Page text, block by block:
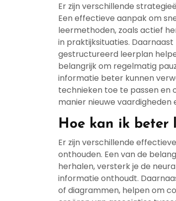
Er zijn verschillende
Een effectieve aanpak om
leermethoden, zoals actief
in praktijksituaties.
gestructureerd leerplan
belangrijk om regelmatig
informatie beter kunnen
technieken toe te passen en
manier nieuwe vaardigheden
Hoe kan ik beter
Er zijn verschillende
onthouden. Een van de
herhalen, versterk je de
informatie onthoudt.
of diagrammen, helpen om